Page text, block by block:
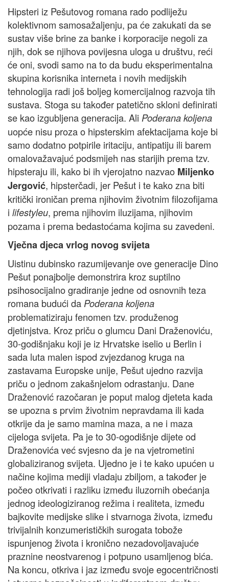
Hipsteri iz Pešutovog romana rado podliježu
kolektivnom samosažaljenju, pa će zakukati da se
sustav više brine za banke i korporacije negoli za
njih, dok se njihova povijesna uloga u društvu, reći
će oni, svodi samo na to da budu eksperimentalna
skupina korisnika interneta i novih medijskih
tehnologija radi još boljeg komercijalnog razvoja tih
sustava. Stoga su također patetično skloni definirati
se kao izgubljena generacija. Ali Poderana koljena
uopće nisu proza o hipsterskim afektacijama koje bi
samo dodatno potpirile iritaciju, antipatiju ili barem
omalovažavajuć podsmijeh nas starijih prema tzv.
hipsteraju ili, kako bi ih vjerojatno nazvao Miljenko
Jergović, hipsterčadi, jer Pešut i te kako zna biti
kritički ironičan prema njihovim životnim filozofijama
i lifestyleu, prema njihovim iluzijama, njihovim
pozama i prema bedastoćama kojima su zavedeni.
Vječna djeca vrlog novog svijeta
Uistinu dubinsko razumijevanje ove generacije Dino
Pešut ponajbolje demonstrira kroz suptilno
psihosocijalno gradiranje jedne od osnovnih teza
romana budući da Poderana koljena
problematiziraju fenomen tzv. produženog
djetinjstva. Kroz priču o glumcu Dani Draženoviću,
30-godišnjaku koji je iz Hrvatske iselio u Berlin i
sada luta malen ispod zvjezdanog kruga na
zastavama Europske unije, Pešut ujedno razvija
priču o jednom zakašnjelom odrastanju. Dane
Draženović razočaran je poput malog djeteta kada
se upozna s prvim životnim nepravdama ili kada
otkrije da je samo mamina maza, a ne i maza
cijeloga svijeta. Pa je to 30-ogodišnje dijete od
Draženovića već svjesno da je na vjetrometini
globaliziranog svijeta. Ujedno je i te kako upućen u
načine kojima mediji vladaju zbiljom, a također je
počeo otkrivati i razliku između iluzornih obećanja
jednog ideologiziranog režima i realiteta, između
bajkovite medijske slike i stvarnoga života, između
trivijalnih konzumerističkih surogata tobože
ispunjenog života i kronično nezadovoljavajuće
praznine neostvarenog i potpuno usamljenog bića.
Na koncu, otkriva i jaz između svoje egocentričnosti